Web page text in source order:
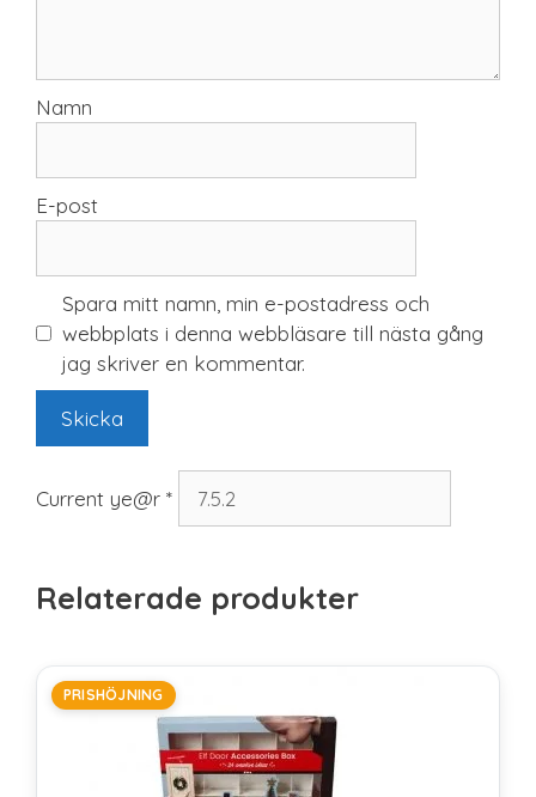
Namn
E-post
Spara mitt namn, min e-postadress och
webbplats i denna webbläsare till nästa gång
jag skriver en kommentar.
Current ye@r *
Relaterade produkter
PRISHÖJNING